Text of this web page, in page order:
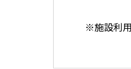
※施設利